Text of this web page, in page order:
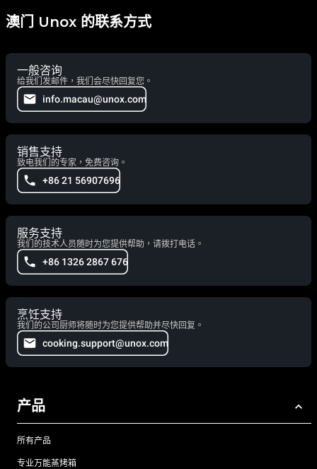
澳门 Unox 的联系方式
一般咨询
给我们发邮件，我们会尽快回复您。
info.macau@unox.com
销售支持
致电我们的专家，免费咨询。
+86 21 56907696
服务支持
我们的技术人员随时为您提供帮助，请拨打电话。
+86 1326 2867 676
烹饪支持
我们的公司厨师将随时为您提供帮助并尽快回复。
cooking.support@unox.com
产品
所有产品
专业万能蒸烤箱